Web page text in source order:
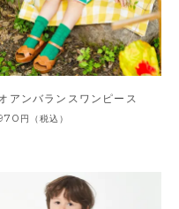
アンバランスワンピース
円 （税込）